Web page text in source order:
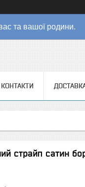
та вашої родини.
КОНТАКТИ
страйп сатин